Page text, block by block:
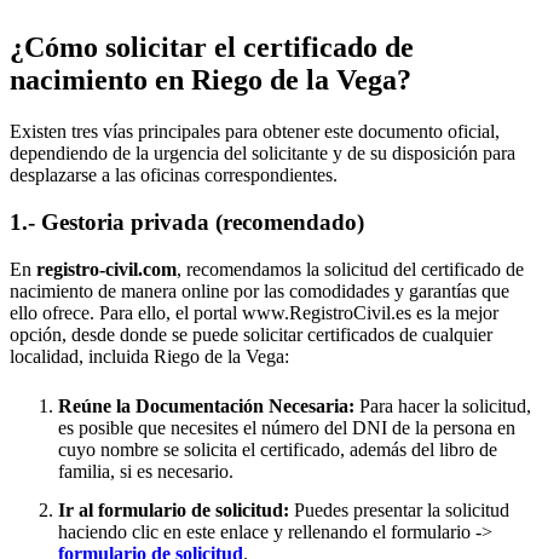
¿Cómo solicitar el certificado de
nacimiento en Riego de la Vega?
Existen tres vías principales para obtener este documento oficial,
dependiendo de la urgencia del solicitante y de su disposición para
desplazarse a las oficinas correspondientes.
1.- Gestoria privada (recomendado)
En registro-civil.com, recomendamos la solicitud del certificado de
nacimiento de manera online por las comodidades y garantías que
ello ofrece. Para ello, el portal www.RegistroCivil.es es la mejor
opción, desde donde se puede solicitar certificados de cualquier
localidad, incluida Riego de la Vega:
Reúne la Documentación Necesaria: Para hacer la solicitud,
es posible que necesites el número del DNI de la persona en
cuyo nombre se solicita el certificado, además del libro de
familia, si es necesario.
Ir al formulario de solicitud: Puedes presentar la solicitud
haciendo clic en este enlace y rellenando el formulario ->
formulario de solicitud.